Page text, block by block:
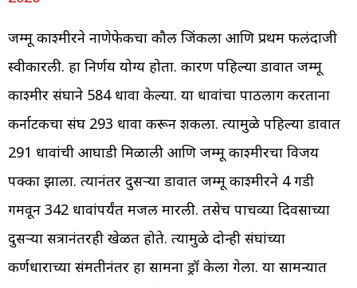
जम्मू काश्मीरने नाणेफेकीचा कौल जिंकला आणि प्रथम फलंदाजी
स्वीकारली. हा निर्णय योग्य होता. कारण पहिल्या डावात जम्मू
काश्मीर संघाने 584 धावा केल्या. या धावांचा पाठलाग करताना
कर्नाटकचा संघ 293 धावा करून शकला. त्यामुळे पहिल्या डावात
291 धावांची आघाडी मिळाली आणि जम्मू काश्मीरचा विजय
पक्का झाला. त्यानंतर दुसऱ्या डावात जम्मू काश्मीरने 4 गडी
गमवून 342 धावांपर्यंत मजल मारली. तसेच पाचव्या दिवसाच्या
दुसऱ्या सत्रानंतरही खेळत होते. त्यामुळे दोन्ही संघांच्या
कर्णधाराच्या संमतीनंतर हा सामना ड्रॉ केला गेला. या सामन्यात